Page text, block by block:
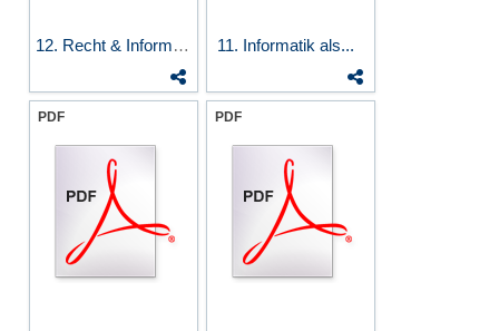
12. Recht & Informatik —... 11. Informatik als...
PDF PDF